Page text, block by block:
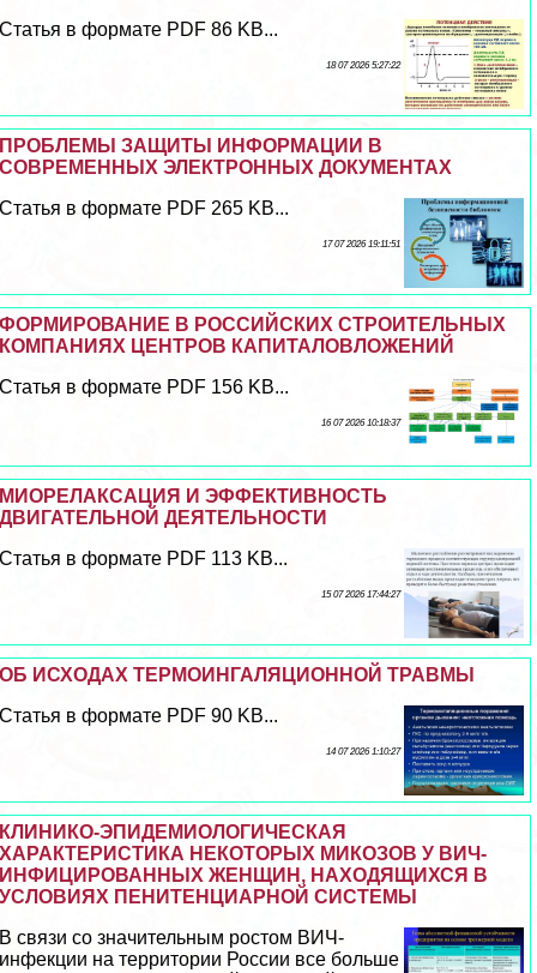
Статья в формате PDF 86 KB...
18 07 2026 5:27:22
ПРОБЛЕМЫ ЗАЩИТЫ ИНФОРМАЦИИ В
СОВРЕМЕННЫХ ЭЛЕКТРОННЫХ ДОКУМЕНТАХ
Статья в формате PDF 265 KB...
17 07 2026 19:11:51
ФОРМИРОВАНИЕ В РОССИЙСКИХ СТРОИТЕЛЬНЫХ
КОМПАНИЯХ ЦЕНТРОВ КАПИТАЛОВЛОЖЕНИЙ
Статья в формате PDF 156 KB...
16 07 2026 10:18:37
МИОРЕЛАКСАЦИЯ И ЭФФЕКТИВНОСТЬ
ДВИГАТЕЛЬНОЙ ДЕЯТЕЛЬНОСТИ
Статья в формате PDF 113 KB...
15 07 2026 17:44:27
ОБ ИСХОДАХ ТЕРМОИНГАЛЯЦИОННОЙ ТРАВМЫ
Статья в формате PDF 90 KB...
14 07 2026 1:10:27
КЛИНИКО-ЭПИДЕМИОЛОГИЧЕСКАЯ
ХАРАКТЕРИСТИКА НЕКОТОРЫХ МИКОЗОВ У ВИЧ-
ИНФИЦИРОВАННЫХ ЖЕНЩИН, НАХОДЯЩИХСЯ В
УСЛОВИЯХ ПЕНИТЕНЦИАРНОЙ СИСТЕМЫ
В связи со значительным ростом ВИЧ-
инфекции на территории России все больше